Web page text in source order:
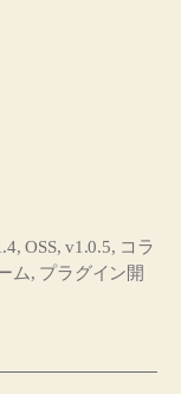
,OSS,v1.0.5, コラ
ム, プラグイン開